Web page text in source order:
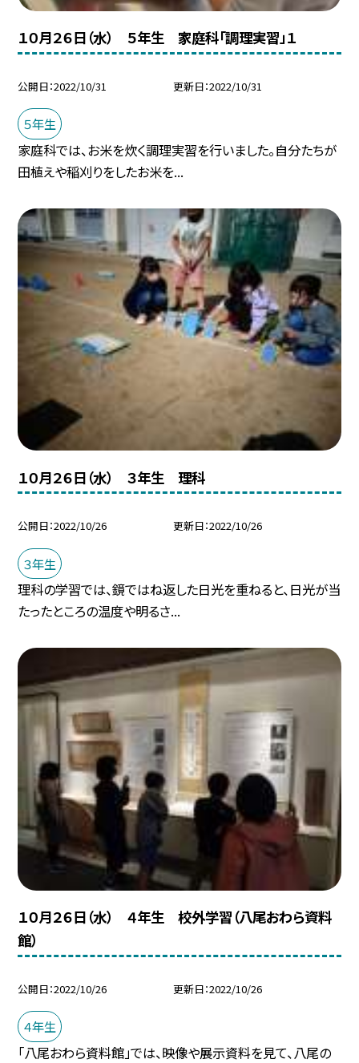
１０月２６日（水） ５年生 家庭科「調理実習」１
公開日 2022/10/31 更新日 2022/10/31
５年生
家庭科では、お米を炊く調理実習を行いました。自分たちが
田植えや稲刈りをしたお米を...
１０月２６日（水） ３年生 理科
公開日 2022/10/26 更新日 2022/10/26
３年生
理科の学習では、鏡ではね返した日光を重ねると、日光が当
たったところの温度や明るさ...
１０月２６日（水） ４年生 校外学習（八尾おわら資料
館）
公開日 2022/10/26 更新日 2022/10/26
４年生
「八尾おわら資料館」では、映像や展示資料を見て、八尾の